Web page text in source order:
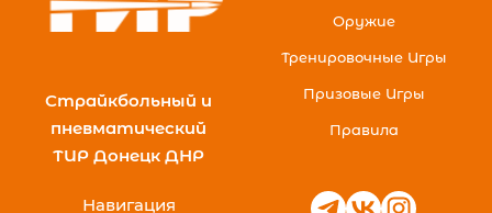
Страйкбольный и
пневматический
ТИР Донецк ДНР
Оружие
Тренировочные Игры
Призовые Игры
Правила
Навигация